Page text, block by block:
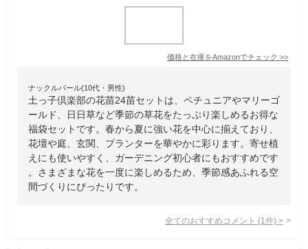
価格と在庫をAmazonでチェック >>
ナックルバール(10代・男性)
土っ子倶楽部の花苗24苗セットは、ペチュニアやマリーゴ
ールド、日日草など季節の草花をたっぷり楽しめるお得な
福袋セットです。春から夏に強い花を中心に揃えており、
花壇や庭、玄関、プランターを華やかに彩ります。寄せ植
えにも使いやすく、ガーデニング初心者にもおすすめです
。さまざまな花を一度に楽しめるため、季節感あふれる空
間づくりにぴったりです。
全てのおすすめコメント (1 件) >